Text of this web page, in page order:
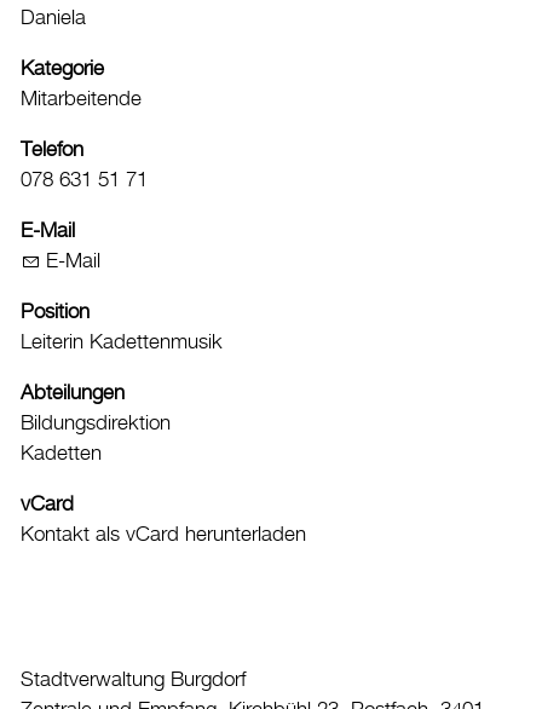
Mitarbeitende
Onlineschalter
Dienstleistungen
Leitbild
Politik
Aktuelles
Burgdorf baut
Home
Stadtplan
Daniela
Kategorie
Mitarbeitende
Telefon
078 631 51 71
E-Mail
E-Mail
Position
Leiterin Kadettenmusik
Abteilungen
Bildungsdirektion
Kadetten
vCard
Kontakt als vCard herunterladen
Stadtverwaltung Burgdorf